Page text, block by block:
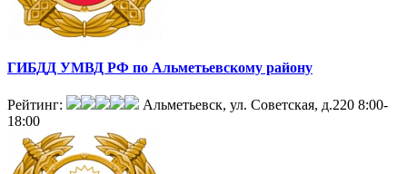
ГИБДД УМВД РФ по Альметьевскому району
Рейтинг: Альметьевск, ул. Советская, д.220 8:00-
18:00